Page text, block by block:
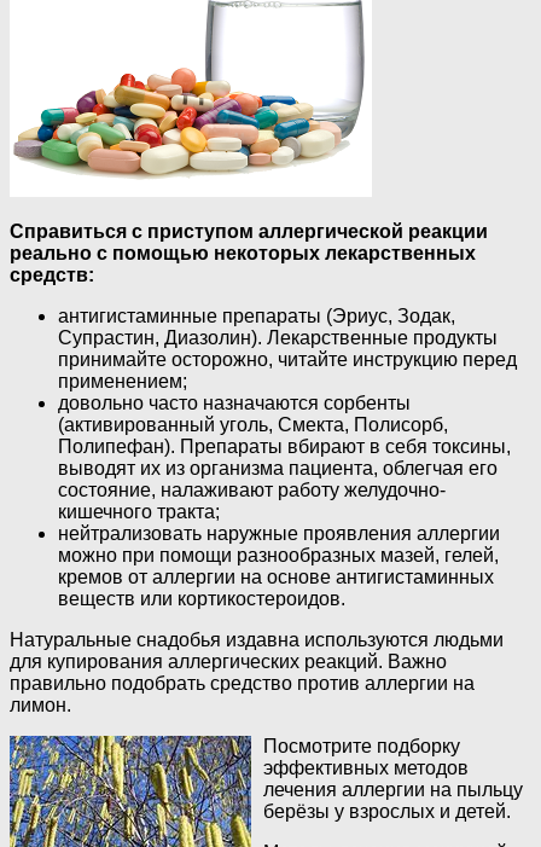
Справиться с приступом аллергической реакции
реально с помощью некоторых лекарственных
средств:
антигистаминные препараты (Эриус, Зодак,
Супрастин, Диазолин). Лекарственные продукты
принимайте осторожно, читайте инструкцию перед
применением;
довольно часто назначаются сорбенты
(активированный уголь, Смекта, Полисорб,
Полипефан). Препараты вбирают в себя токсины,
выводят их из организма пациента, облегчая его
состояние, налаживают работу желудочно-
кишечного тракта;
нейтрализовать наружные проявления аллергии
можно при помощи разнообразных мазей, гелей,
кремов от аллергии на основе антигистаминных
веществ или кортикостероидов.
Натуральные снадобья издавна используются людьми
для купирования аллергических реакций. Важно
правильно подобрать средство против аллергии на
лимон.
Посмотрите подборку
эффективных методов
лечения аллергии на пыльцу
берёзы у взрослых и детей.